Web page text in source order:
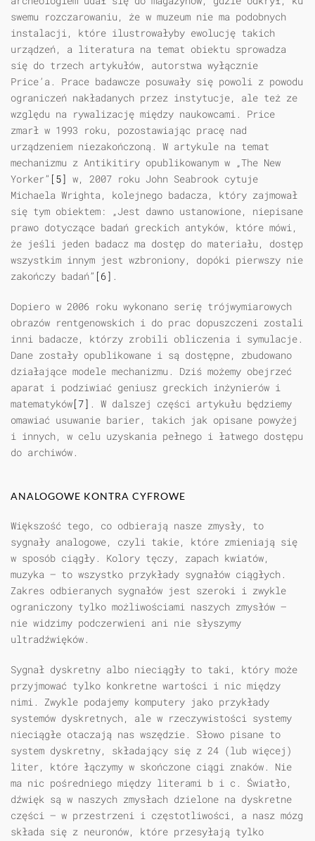
swemu rozczarowaniu, że w muzeum nie ma podobnych
instalacji, które ilustrowałyby ewolucję takich
urządzeń, a literatura na temat obiektu sprowadza
się do trzech artykułów, autorstwa wyłącznie
Price’a. Prace badawcze posuwały się powoli z powodu
ograniczeń nakładanych przez instytucje, ale też ze
względu na rywalizację między naukowcami. Price
zmarł w 1993 roku, pozostawiając pracę nad
urządzeniem niezakończoną. W artykule na temat
mechanizmu z Antikitiry opublikowanym w „The New
Yorker” [5] w, 2007 roku John Seabrook cytuje
Michaela Wrighta, kolejnego badacza, który zajmował
się tym obiektem: „Jest dawno ustanowione, niepisane
prawo dotyczące badań greckich antyków, które mówi,
że jeśli jeden badacz ma dostęp do materiału, dostęp
wszystkim innym jest wzbroniony, dopóki pierwszy nie
zakończy badań” [6] .
Dopiero w 2006 roku wykonano serię trójwymiarowych
obrazów rentgenowskich i do prac dopuszczeni zostali
inni badacze, którzy zrobili obliczenia i symulacje.
Dane zostały opublikowane i są dostępne, zbudowano
działające modele mechanizmu. Dziś możemy obejrzeć
aparat i podziwiać geniusz greckich inżynierów i
matematyków[7] . W dalszej części artykułu będziemy
omawiać usuwanie barier, takich jak opisane powyżej
i innych, w celu uzyskania pełnego i łatwego dostępu
do archiwów.
ANALOGOWE KONTRA CYFROWE
Większość tego, co odbierają nasze zmysły, to
sygnały analogowe, czyli takie, które zmieniają się
w sposób ciągły. Kolory tęczy, zapach kwiatów,
muzyka — to wszystko przykłady sygnałów ciągłych.
Zakres odbieranych sygnałów jest szeroki i zwykle
ograniczony tylko możliwościami naszych zmysłów —
nie widzimy podczerwieni ani nie słyszymy
ultradźwięków.
Sygnał dyskretny albo nieciągły to taki, który może
przyjmować tylko konkretne wartości i nic między
nimi. Zwykle podajemy komputery jako przykłady
systemów dyskretnych, ale w rzeczywistości systemy
nieciągłe otaczają nas wszędzie. Słowo pisane to
system dyskretny, składający się z 24 (lub więcej)
liter, które łączymy w skończone ciągi znaków. Nie
ma nic pośredniego między literami b i c. Światło,
dźwięk są w naszych zmysłach dzielone na dyskretne
części — w przestrzeni i częstotliwości, a nasz mózg
składa się z neuronów, które przesyłają tylko